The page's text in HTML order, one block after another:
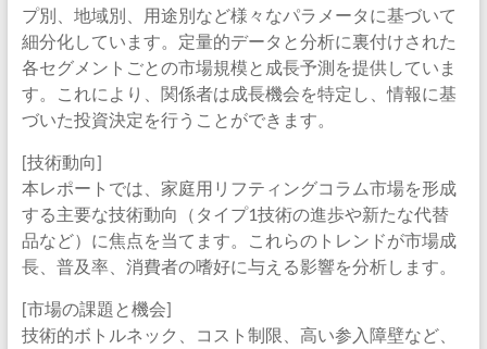
プ別、地域別、用途別など様々なパラメータに基づいて
細分化しています。定量的データと分析に裏付けされた
各セグメントごとの市場規模と成長予測を提供していま
す。これにより、関係者は成長機会を特定し、情報に基
づいた投資決定を行うことができます。
[技術動向]
本レポートでは、家庭用リフティングコラム市場を形成
する主要な技術動向（タイプ1技術の進歩や新たな代替
品など）に焦点を当てます。これらのトレンドが市場成
長、普及率、消費者の嗜好に与える影響を分析します。
[市場の課題と機会]
技術的ボトルネック、コスト制限、高い参入障壁など、